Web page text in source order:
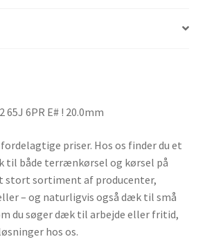
65J 6PR E# ! 20.0mm
priser. Hos os finder du et
til både terrænkørsel og kørsel på
stort sortiment af producenter,
– og naturligvis også dæk til små
du søger dæk til arbejde eller fritid,
hos os.